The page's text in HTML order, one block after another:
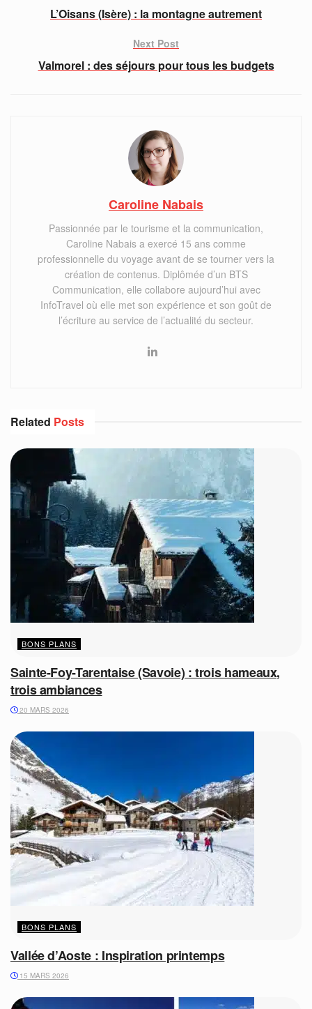
L’Oisans (Isère) : la montagne autrement
Next Post
Valmorel : des séjours pour tous les budgets
Caroline Nabais
Passionnée par le tourisme et la communication,
Caroline Nabais a exercé 15 ans comme
professionnelle du voyage avant de se tourner vers la
création de contenus. Diplômée d’un BTS
Communication, elle collabore aujourd’hui avec
InfoTravel où elle met son expérience et son goût de
l’écriture au service de l’actualité du secteur.
Related Posts
BONS PLANS
Sainte-Foy-Tarentaise (Savoie) : trois hameaux,
trois ambiances
20 MARS 2026
BONS PLANS
Vallée d’Aoste : Inspiration printemps
15 MARS 2026